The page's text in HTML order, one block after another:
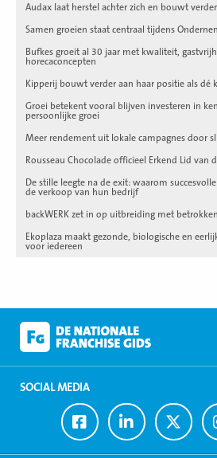
Audax laat herstel achter zich en bouwt
Samen groeien staat centraal tijdens
Bufkes groeit al 30 jaar met kwaliteit,
horecaconcepten
Kipperij bouwt verder aan haar positie als dé
Groei betekent vooral blijven investeren in
persoonlijke groei
Meer rendement uit lokale campagnes door
Rousseau Chocolade officieel Erkend Lid van
De stille leegte na de exit: waarom
de verkoop van hun bedrijf
backWERK zet in op uitbreiding met
Ekoplaza maakt gezonde, biologische en
voor iedereen
SOCIAL MEDIA
Ga
naar
Facebook
Ga
naar
LinkedIn
Ga
naar
Twitter